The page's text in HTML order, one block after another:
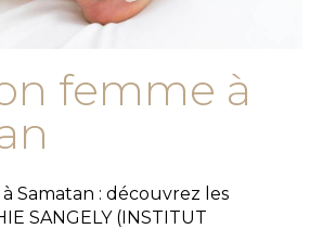
femme à
Samatan : découvrez les
SANGELY (INSTITUT